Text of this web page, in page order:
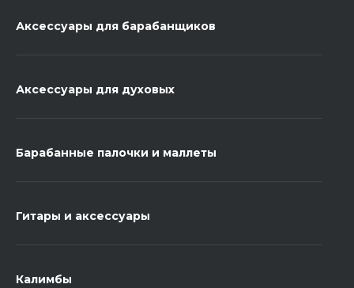
Аксессуары для барабанщиков
Аксессуары для духовых
Барабанные палочки и маллеты
Гитары и аксессуары
Калимбы